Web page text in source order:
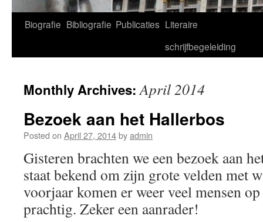
Skip
Biografie Bibliografie Publicaties Literaire
schrijfbegeleiding
Monthly Archives:April 2014
Bezoek aan het Hallerbos
Posted on April 27, 2014byadmin
Gisteren brachten we een bezoek aan
staat bekend om zijn grote velden met
voorjaar komen er weer veel mensen
prachtig. Zeker een aanrader!